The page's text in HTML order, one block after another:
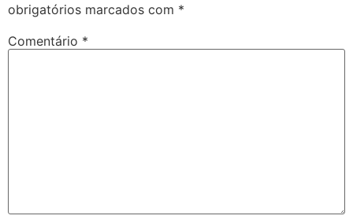
obrigatórios marcados com *
Comentário *